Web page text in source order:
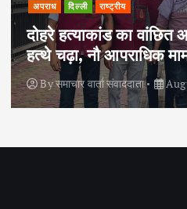
अपराध दिल्ली राष्ट्रीय
दोहरे हत्याकांड का वांछित
हत्थे चढ़ा, नौ आपराधिक
Byसमाचार वार्ता संवाददाता